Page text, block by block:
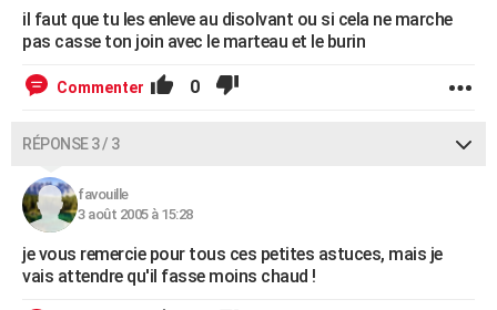
il faut que tu les enleve au disolvant ou si cela ne marche
pas casse ton join avec le marteau et le burin
Commenter 0
RÉPONSE 3 / 3
favouille
3 août 2005 à 15:28
je vous remercie pour tous ces petites astuces, mais je
vais attendre qu'il fasse moins chaud !